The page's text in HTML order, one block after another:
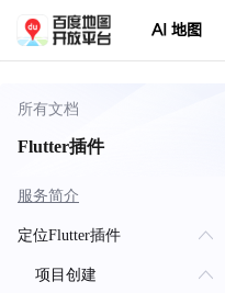
AI 地图
所有文档
Flutter插件
服务简介
定位Flutter插件
项目创建